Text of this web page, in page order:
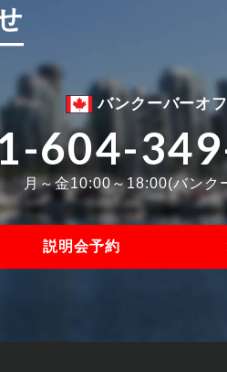
バンクーバーオ
604-
月～金10:00～18:00(バンク
説明会予約